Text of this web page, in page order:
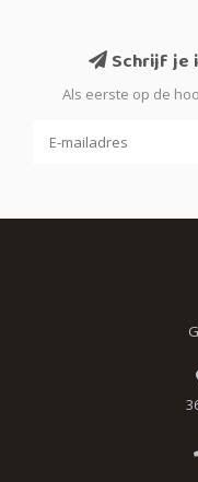
Schrijf je
Als eerste op de